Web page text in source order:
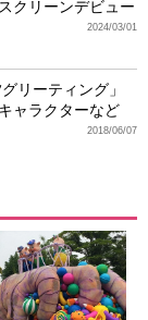
クリーンデビュー
2024/03/01
リーティング」
ャラクターなど
2018/06/07